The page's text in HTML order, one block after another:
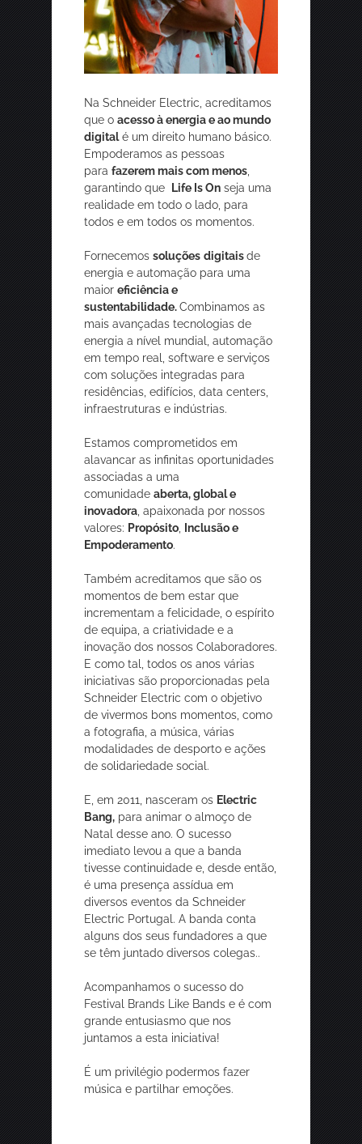
Na Schneider Electric, acreditamos
que o acesso à energia e ao mundo
digitalé um direito humano básico.
Empoderamos as pessoas
para fazerem mais com menos
garantindo que
Life Is On seja uma
realidade em todo o lado, para
todos e em todos os momentos.
Fornecemos soluções digitaisde
energia e automação para uma
maior eficiência e
sustentabilidade.Combinamos as
mais avançadas tecnologias de
energia a nível mundial, automação
em tempo real, software e serviços
com soluções integradas para
residências, edifícios, data centers,
infraestruturas e indústrias.
Estamos comprometidos em
alavancar as infinitas oportunidades
associadas a uma
comunidade aberta, global e
inovadora , apaixonada por nossos
valores: Propósito
Inclusão e
Empoderamento.
Também acreditamos que são os
momentos de bem estar que
incrementam a felicidade, o espírito
de equipa, a criatividade e a
inovação dos nossos Colaboradores.
E como tal, todos os anos várias
iniciativas são proporcionadas pela
Schneider Electric com o objetivo
de vivermos bons momentos, como
a fotografia, a música, várias
modalidades de desporto e ações
de solidariedade social.
E, em 2011, nasceram os Electric
Bang, para animar o almoço de
Natal desse ano. O sucesso
imediato levou a que a banda
tivesse continuidade e, desde então,
é uma presença assídua em
diversos eventos da Schneider
Electric Portugal. A banda conta
alguns dos seus fundadores a que
se têm juntado diversos colegas..
Acompanhamos o sucesso do
Festival Brands Like Bands e é com
grande entusiasmo que nos
juntamos a esta iniciativa!
É um privilégio podermos fazer
música e partilhar emoções.